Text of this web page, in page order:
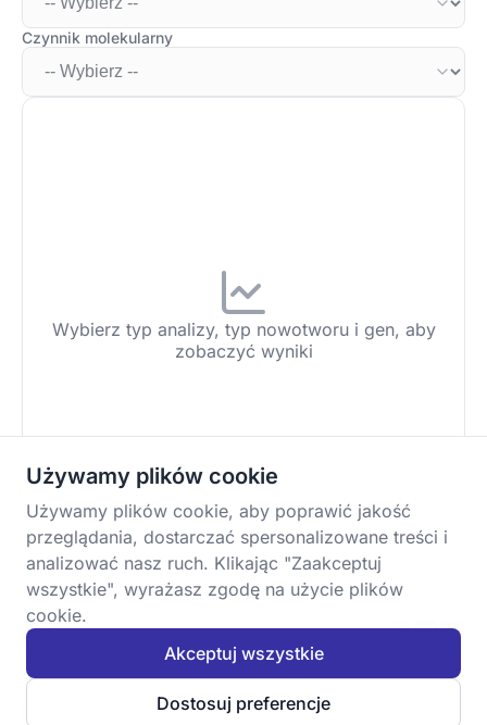
Czynnik molekularny
Wybierz typ analizy, typ nowotworu i gen, aby
zobaczyć wyniki
To dzieło jest objęte licencją
Bez utworów zależnych 4.0 Międzynarodowa.
Ostatnia aktualizacja:
Używamy plików cookie
Używamy plików cookie, aby poprawić jakość
przeglądania, dostarczać spersonalizowane treści i
analizować nasz ruch. Klikając "Zaakceptuj
wszystkie", wyrażasz zgodę na użycie plików
cookie.
Dostosuj preferencje
Akceptuj wszystkie